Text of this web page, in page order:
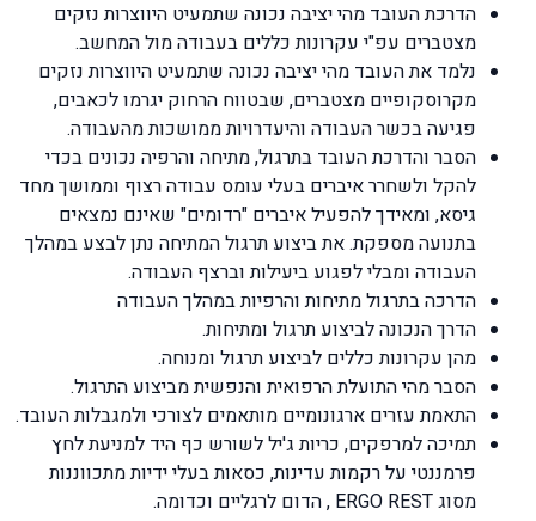
הדרכת העובד מהי יציבה נכונה שתמעיט היווצרות נזקים
מצטברים עפ"י עקרונות כללים בעבודה מול המחשב.
נלמד את העובד מהי יציבה נכונה שתמעיט היווצרות נזקים
מקרוסקופיים מצטברים, שבטווח הרחוק יגרמו לכאבים,
פגיעה בכשר העבודה והיעדרויות ממושכות מהעבודה.
הסבר והדרכת העובד בתרגול, מתיחה והרפיה נכונים בכדי
להקל ולשחרר איברים בעלי עומס עבודה רצוף וממושך מחד
גיסא, ומאידך להפעיל איברים "רדומים" שאינם נמצאים
בתנועה מספקת. את ביצוע תרגול המתיחה נתן לבצע במהלך
העבודה ומבלי לפגוע ביעילות וברצף העבודה.
הדרכה בתרגול מתיחות והרפיות במהלך העבודה
הדרך הנכונה לביצוע תרגול ומתיחות.
מהן עקרונות כללים לביצוע תרגול ומנוחה.
הסבר מהי התועלת הרפואית והנפשית מביצוע התרגול.
התאמת עזרים ארגונומיים מותאמים לצורכי ולמגבלות העובד.
תמיכה למרפקים, כריות ג'יל לשורש כף היד למניעת לחץ
פרמננטי על רקמות עדינות, כסאות בעלי ידיות מתכווננות
מסוג ERGO REST , הדום לרגליים וכדומה.